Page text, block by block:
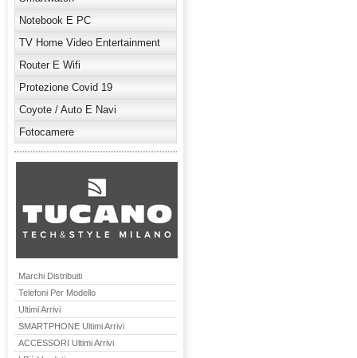
Notebook E PC
TV Home Video Entertainment
Router E Wifi
Protezione Covid 19
Coyote / Auto E Navi
Fotocamere
Marchi Distribuiti
Telefoni Per Modello
Ultimi Arrivi
SMARTPHONE Ultimi Arrivi
ACCESSORI Ultimi Arrivi